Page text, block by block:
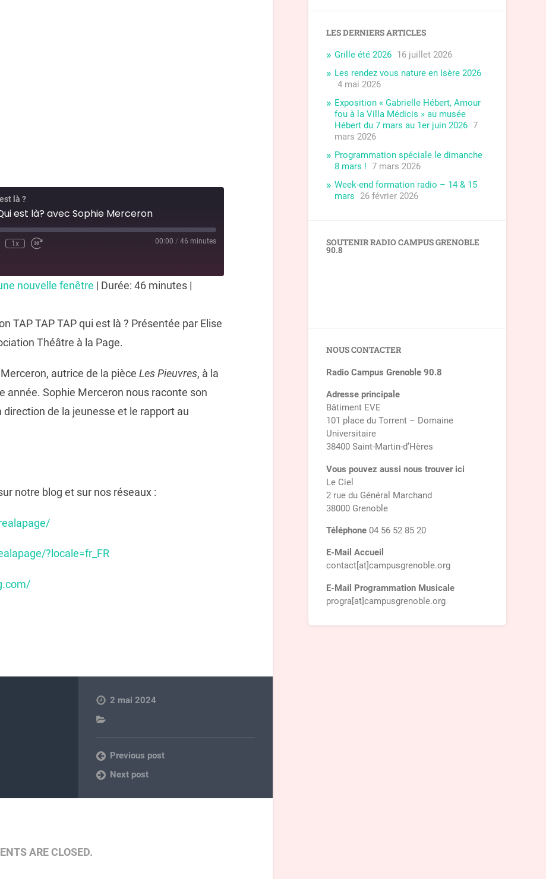
là ?
est là? avec Sophie Merceron
1x 00:00 / 46 minutes
nouvelle fenêtre | Durée: 46 minutes|
TAP TAP TAP qui est là ? Présentée par Elise
Théâtre à la Page.
autrice de la pièce Les Pieuvres, à la
année. Sophie Merceron nous raconte son
direction de la jeunesse et le rapport au
notre blog et sur nos réseaux :
?locale=fr_FR
2 mai 2024
Previous post
Next post
ARE CLOSED.
LES DERNIERS ARTICLES
Grille été 2026 16 juillet 2026
Les rendez vous nature en Isère 2026
4 mai 2026
Exposition « Gabrielle Hébert, Amour
fou à la Villa Médicis » au musée
Hébert du 7 mars au 1er juin 2026 7
mars 2026
Programmation spéciale le dimanche
8 mars ! 7 mars 2026
Week-end formation radio – 14 & 15
mars
26 février 2026
SOUTENIR RADIO CAMPUS GRENOBLE
90.8
NOUS CONTACTER
Radio Campus Grenoble 90.8
Adresse principale
Bâtiment EVE
101 place du Torrent – Domaine
Universitaire
38400 Saint-Martin-d’Hères
Vous pouvez aussi nous trouver ici
Le Ciel
2 rue du Général Marchand
38000 Grenoble
Téléphone 04 56 52 85 20
E-Mail Accueil
contact[at]campusgrenoble.org
E-Mail Programmation Musicale
progra[at]campusgrenoble.org